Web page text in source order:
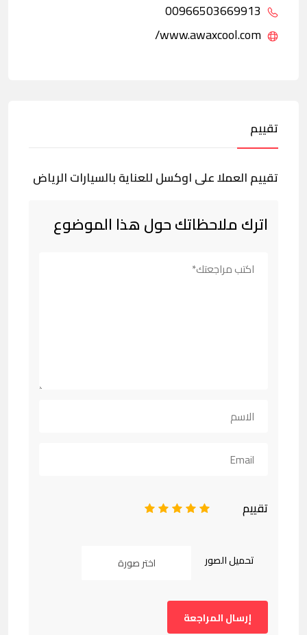
تقييم
تقييم العملا على اوكسل للعناية بالسيارات الرياض
اترك ملاحظاتك حول هذا الموضوع
تقييم 5
4
3
2
تحميل الصور اختر صورة